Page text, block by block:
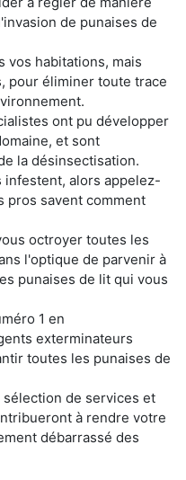
de punaises de
vos habitations, mais
pour éliminer toute trace
ont pu développer
et sont
la désinsectisation.
infestent, alors appelez-
pros savent comment
octroyer toutes les
l'optique de parvenir à
punaises de lit qui vous
1 en
exterminateurs
toutes les punaises de
de services et
à rendre votre
débarrassé des